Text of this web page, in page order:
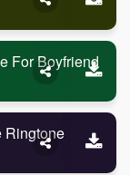
For Boyfriend
Ringtone